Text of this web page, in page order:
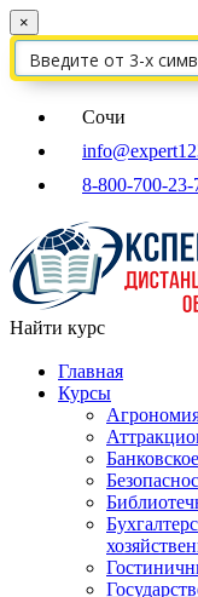
×
Сочи
8-800-700-23-
Найти курс
Главная
Курсы